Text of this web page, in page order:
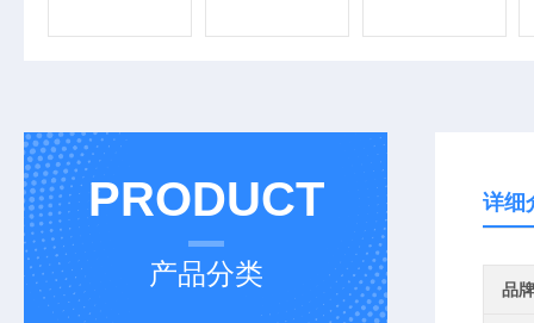
PRODUCT
产品分类
详细
品牌